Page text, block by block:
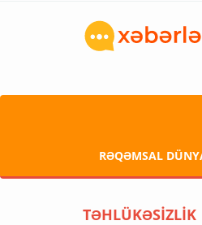
RƏQƏMSAL
TƏHLÜKƏSİZLİK